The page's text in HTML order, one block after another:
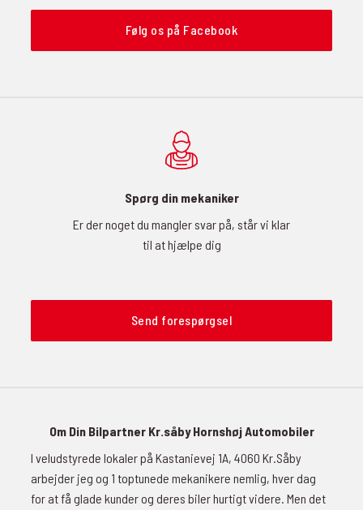
Følg os på Facebook
Spørg din mekaniker
Er der noget du mangler svar på, står vi klar
til at hjælpe dig
Send forespørgsel
Om Din Bilpartner Kr.såby Hornshøj Automobiler
I veludstyrede lokaler på Kastanievej 1A, 4060 Kr.Såby
arbejder jeg og 1 toptunede mekanikere nemlig, hver dag
for at få glade kunder og deres biler hurtigt videre. Men det